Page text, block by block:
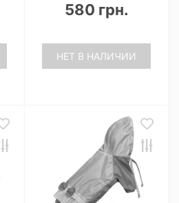
580 грн.
НЕТ В НАЛИЧИИ